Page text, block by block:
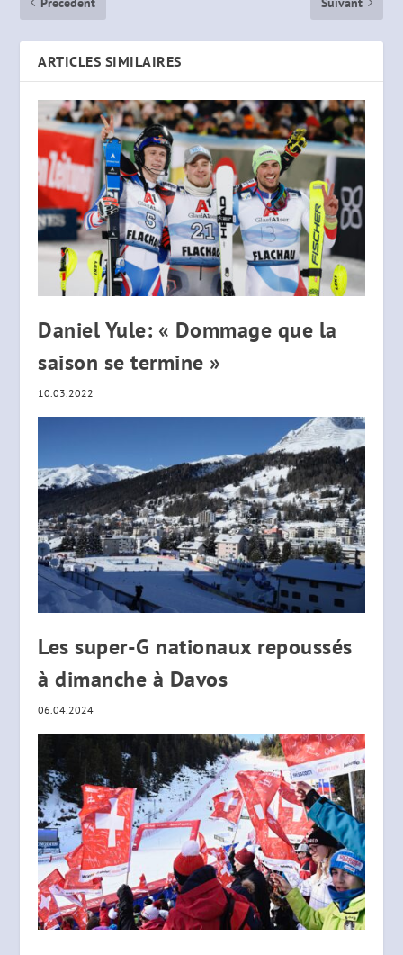
ARTICLES SIMILAIRES
Daniel Yule: « Dommage que la
saison se termine »
10.03.2022
Les super-G nationaux repoussés
à dimanche à Davos
06.04.2024